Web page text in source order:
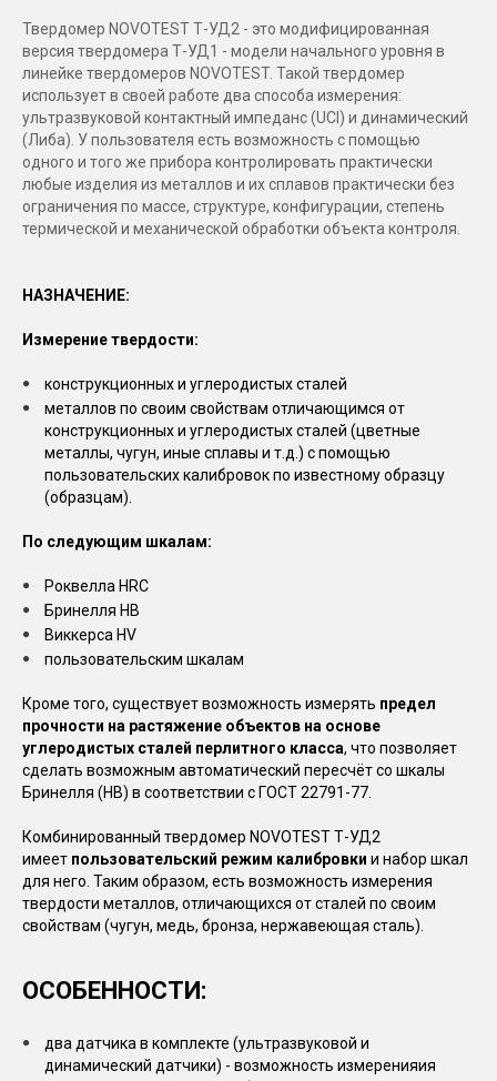
Твердомер NOVOTEST Т-УД2 - это модифицированная
версия твердомера Т-УД1 - модели начального уровня в
линейке твердомеров NOVOTEST. Такой твердомер
использует в своей работе два способа измерения:
ультразвуковой контактный импеданс (UCI) и динамический
(Либа). У пользователя есть возможность с помощью
одного и того же прибора контролировать практически
любые изделия из металлов и их сплавов практически без
ограничения по массе, структуре, конфигурации, степень
термической и механической обработки объекта контроля.
НАЗНАЧЕНИЕ:
Измерение твердости:
конструкционных и углеродистых сталей
металлов по своим свойствам отличающимся от
конструкционных и углеродистых сталей (цветные
металлы, чугун, иные сплавы и т.д.) с помощью
пользовательских калибровок по известному образцу
(образцам).
По следующим шкалам:
Роквелла HRC
Бринелля HB
Виккерса HV
пользовательским шкалам
Кроме того, существует возможность измерять предел
прочности на растяжение объектов на основе
углеродистых сталей перлитного класса, что позволяет
сделать возможным автоматический пересчёт со шкалы
Бринелля (HB) в соответствии с ГОСТ 22791-77.
Комбинированный твердомер NOVOTEST Т-УД2
имеет пользовательский режим калибровки и набор шкал
для него. Таким образом, есть возможность измерения
твердости металлов, отличающихся от сталей по своим
свойствам (чугун, медь, бронза, нержавеющая сталь).
ОСОБЕННОСТИ:
два датчика в комплекте (ультразвуковой и
динамический датчики) - возможность измеренияия